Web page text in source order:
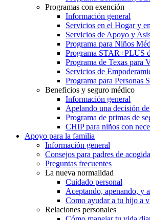
Programas con exención
Información general
Servicios en el Hogar y
Servicios de Apoyo y
Programa para Niños
Programa STAR+PLUS
Programa de Texas para
Servicios de
Programa para
Beneficios y seguro médico
Información general
Apelando una decisión
Programa de primas de
CHIP para niños con
Apoyo para la familia
Información general
Consejos para padres de
Preguntas frecuentes
La nueva normalidad
Cuidado personal
Aceptando, apenando, y
Como ayudar a tu hijo a
Relaciones personales